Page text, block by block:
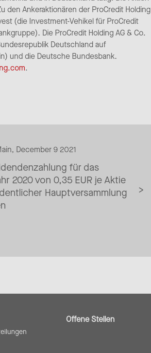
den Ankeraktionären der ProCredit Holding
(die Investment-Vehikel für ProCredit
Die ProCredit Holding AG & Co.
Deutschland auf
und die Deutsche Bundesbank.
.
December 9 2021
für das
2020 von 0,35 EUR je Aktie
Hauptversammlung
Offene Stellen